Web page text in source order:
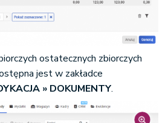
ostatecznych zbiorczych
jest w zakładce
» DOKUMENTY.